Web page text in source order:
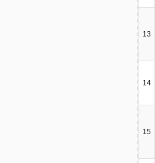
13
14
15